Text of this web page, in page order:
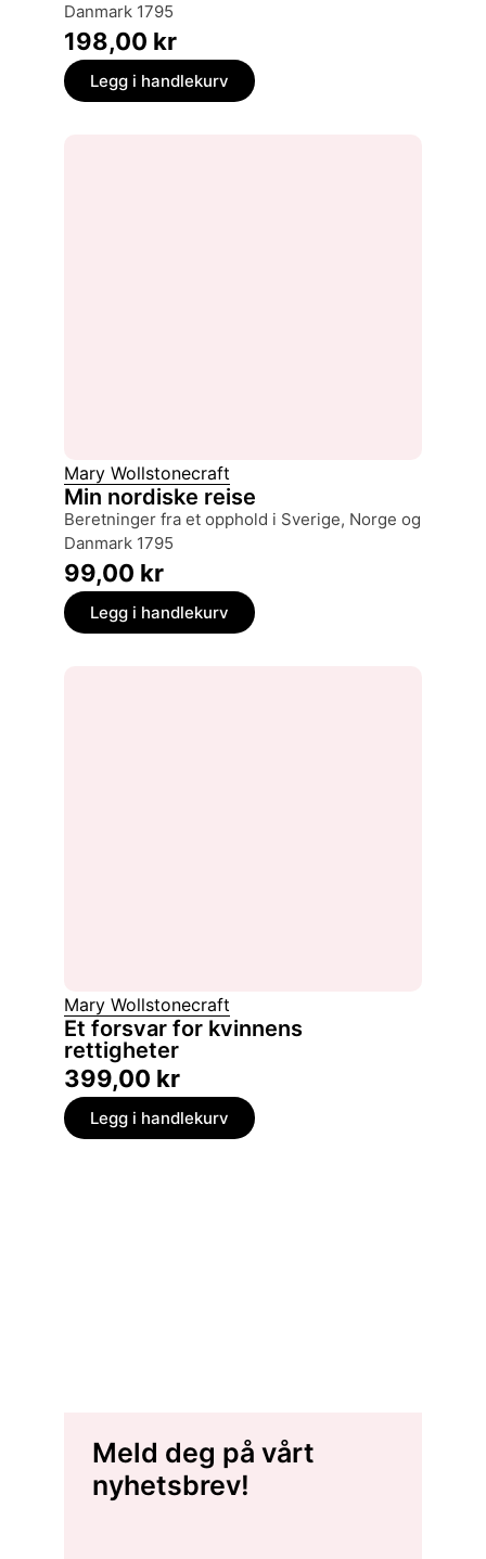
Danmark 1795
198,00 kr
Legg i handlekurv
Mary Wollstonecraft
Min nordiske reise
beretninger fra et opphold i Sverige, Norge og
Danmark 1795
99,00 kr
Legg i handlekurv
Mary Wollstonecraft
Et forsvar for kvinnens
rettigheter
399,00 kr
Legg i handlekurv
Meld deg på vårt
nyhetsbrev!